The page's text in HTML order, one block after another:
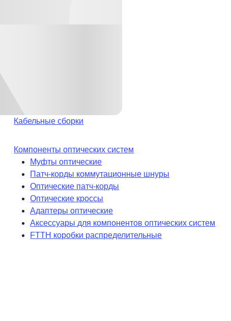
Кабельные сборки
Компоненты оптических систем
Муфты оптические
Патч-корды коммутационные шнуры
Оптические патч-корды
Оптические кроссы
Адаптеры оптические
Аксессуары для компонентов оптических систем
FTTH коробки распределительные